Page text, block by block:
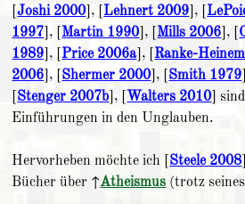
[Joshi 2000], [Lehnert 2009], [
1997], [Martin 1990], [Mills 2006], [
1989], [Price 2006a], [Ranke-
2006], [Shermer 2000], [Smith 1979
[Stenger 2007b], [Walters 2010]
Einführungen in den Unglauben.
Hervorheben möchte ich [Steele 2008
Bücher über ↑Atheismus (trotz